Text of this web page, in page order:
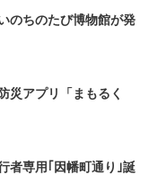
のちのたび博物館が発
アプリ「まもるく
者専用｢因幡町通り｣誕